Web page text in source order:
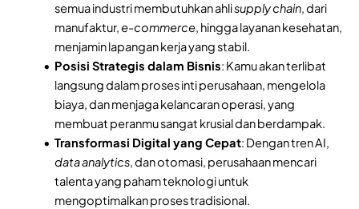
semua industri membutuhkan ahlisupply chain, dari
manufaktur,e-commerce, hingga layanan kesehatan,
menjamin lapangan kerja yang stabil.
Posisi Strategis dalam Bisnis: Kamu akan terlibat
langsung dalam proses inti perusahaan, mengelola
biaya, dan menjaga kelancaran operasi, yang
membuat peranmu sangat krusial dan berdampak.
Transformasi Digital yang Cepat: Dengan tren AI,
data analytics, dan otomasi, perusahaan mencari
talenta yang paham teknologi untuk
mengoptimalkan proses tradisional.